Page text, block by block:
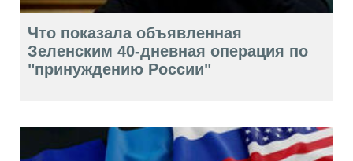
Что показала объявленная
Зеленским 40-дневная операция по
"принуждению России"